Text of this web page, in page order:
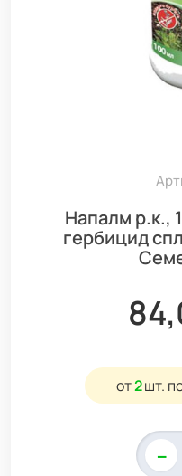
Напалм р.к.,
гербицид
от2шт.
-